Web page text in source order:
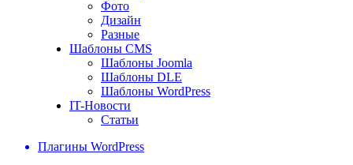
Фото
Дизайн
Разные
Шаблоны CMS
Шаблоны Joomla
Шаблоны DLE
Шаблоны WordPress
IT-Новости
Статьи
Плагины WordPress